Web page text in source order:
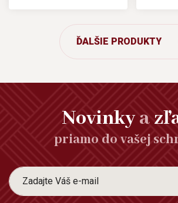
ĎALŠIE PRODUKTY
Novinkya
priamo do vašej